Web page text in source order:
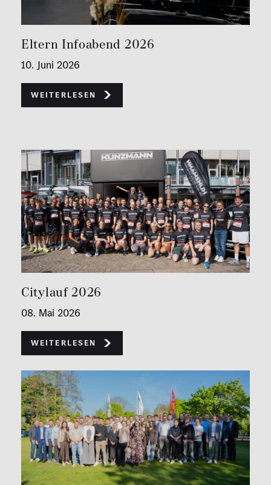
Eltern Infoabend 2026
10. Juni 2026
Weiterlesen
Citylauf 2026
08. Mai 2026
Weiterlesen